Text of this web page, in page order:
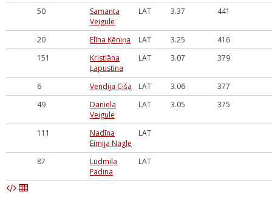
50
Samanta
Veigule
LAT 3.37 441
20 Elīna Ķēniņa LAT 3.25
416
151
Kristiāna
Ļapustina
LAT 3.07 379
6 Vendija Ciša LAT 3.06
377
49
Daniela
Veigule
LAT 3.05 375
111
Nadīna
Eimija Nagle
LAT
87
Ludmila
Fadina
LAT